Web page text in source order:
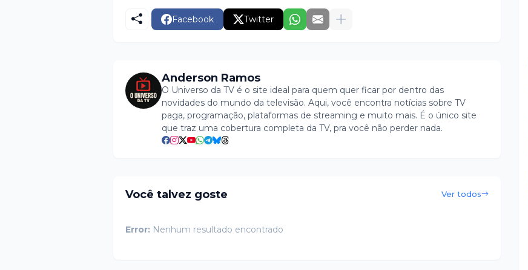
Facebook Twitter
Anderson Ramos
O Universo da TV é o site ideal para quem quer ficar por dentro das
novidades do mundo da televisão. Aqui, você encontra notícias sobre TV
paga, programação, plataformas de streaming e muito mais. É o único site
que traz uma cobertura completa da TV, pra você não perder nada.
Você talvez goste Ver todos
Error: Nenhum resultado encontrado